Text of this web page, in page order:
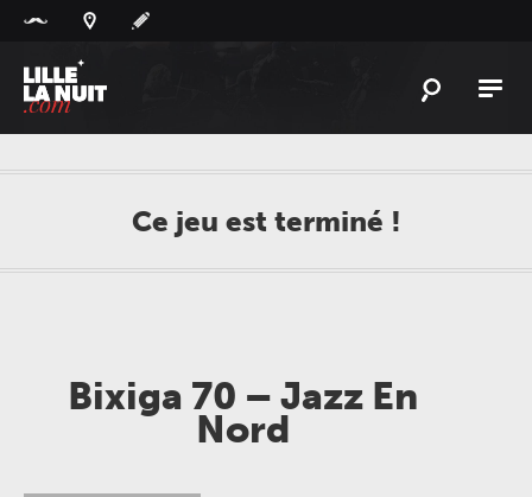
AGENDA
PLAYLIST
LILLELANUIT
Ce jeu est terminé !
Bixiga 70 – Jazz En
Nord
Panneau de gestion des cookies